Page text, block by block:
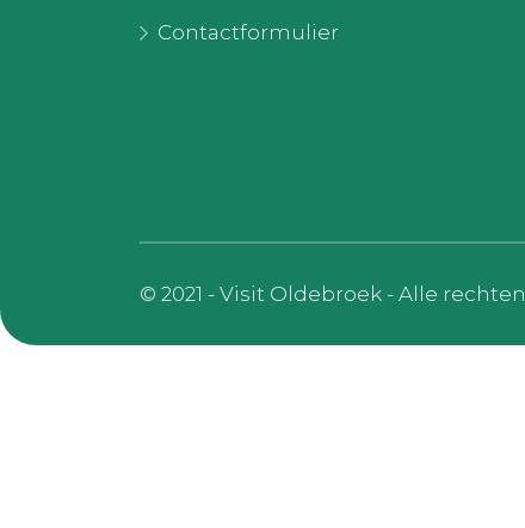
Contactformulier
© 2021 - Visit Oldebroek - Alle